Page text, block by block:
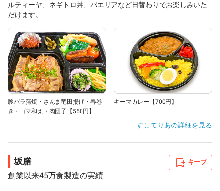
ルティーヤ、ネギトロ丼、パエリアなど日替わりでお楽しみいた
だけます。
豚バラ蒲焼・さんま竜田揚げ・春巻
き・ゴマ和え・肉団子【550円】
キーマカレー【700円】
すしてりあの詳細を見る
坂膳
創業以来45万食製造の実績
キープ